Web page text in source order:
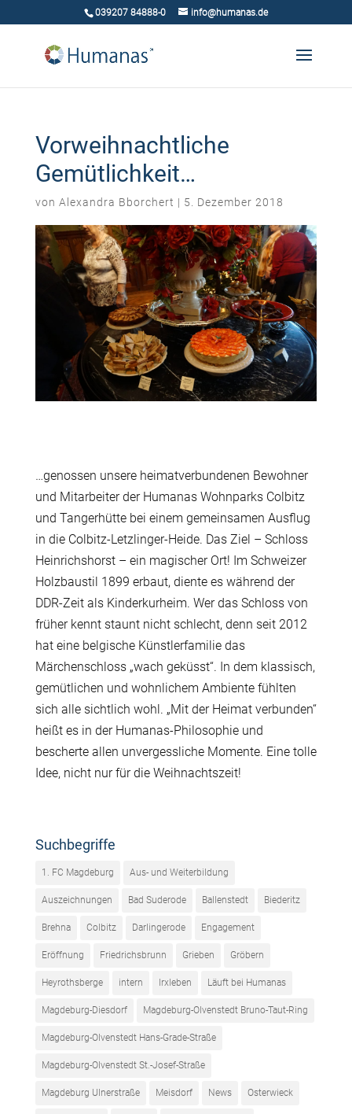
039207 84888-0 info@humanas.de
Vorweihnachtliche
Gemütlichkeit…
von Alexandra Bborchert | 5. Dezember 2018
…genossen unsere heimatverbundenen Bewohner
und Mitarbeiter der Humanas Wohnparks Colbitz
und Tangerhütte bei einem gemeinsamen Ausflug
in die Colbitz-Letzlinger-Heide. Das Ziel – Schloss
Heinrichshorst – ein magischer Ort! Im Schweizer
Holzbaustil 1899 erbaut, diente es während der
DDR-Zeit als Kinderkurheim. Wer das Schloss von
früher kennt staunt nicht schlecht, denn seit 2012
hat eine belgische Künstlerfamilie das
Märchenschloss „wach geküsst“. In dem klassisch,
gemütlichen und wohnlichem Ambiente fühlten
sich alle sichtlich wohl. „Mit der Heimat verbunden“
heißt es in der Humanas-Philosophie und
bescherte allen unvergessliche Momente. Eine tolle
Idee, nicht nur für die Weihnachtszeit!
Suchbegriffe
1. FC Magdeburg Aus- und Weiterbildung
Auszeichnungen Bad Suderode Ballenstedt Biederitz
Brehna Colbitz Darlingerode Engagement
Eröffnung Friedrichsbrunn Grieben Gröbern
Heyrothsberge intern Irxleben Läuft bei Humanas
Magdeburg-Diesdorf Magdeburg-Olvenstedt Bruno-Taut-Ring
Magdeburg-Olvenstedt Hans-Grade-Straße
Magdeburg-Olvenstedt St.-Josef-Straße
Magdeburg Ulnerstraße Meisdorf News Osterwieck